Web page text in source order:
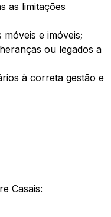
as limitações
e imóveis;
ou legados a
à correta gestão e
Casais: